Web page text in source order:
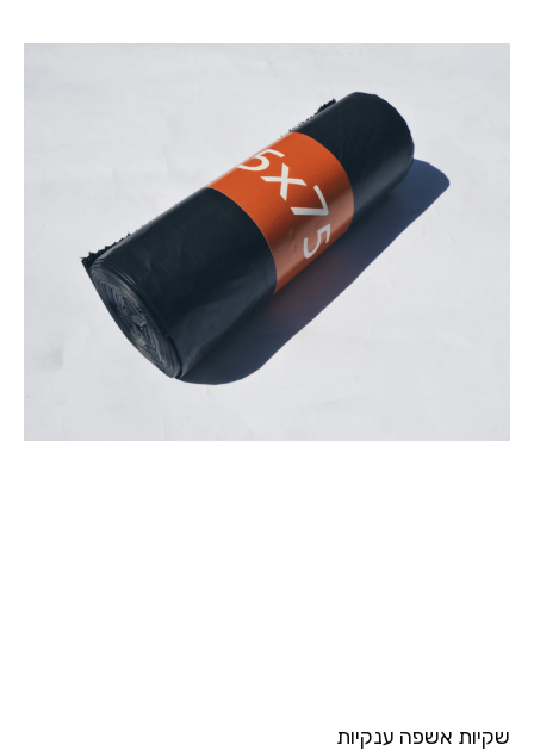
שקיות אשפה ענקיות